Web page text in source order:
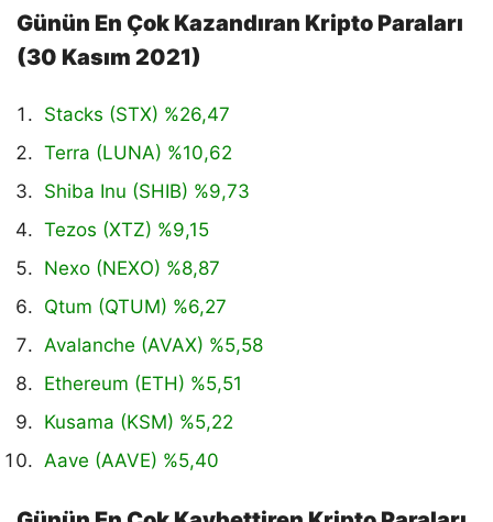
Günün En Çok Kazandıran Kripto Paraları
(30 Kasım 2021)
Stacks (STX) %26,47
Terra (LUNA) %10,62
Shiba Inu (SHIB) %9,73
Tezos (XTZ) %9,15
Nexo (NEXO) %8,87
Qtum (QTUM) %6,27
Avalanche (AVAX) %5,58
Ethereum (ETH) %5,51
Kusama (KSM) %5,22
Aave (AAVE) %5,40